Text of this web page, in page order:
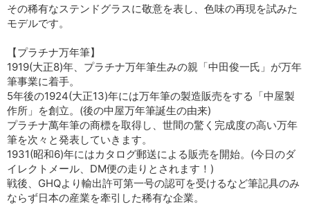
その稀有なステンドグラスに敬意を表し、色味の再現を試みた
モデルです。
【プラチナ万年筆】
1919(大正8)年、プラチナ万年筆生みの親「中田俊一氏」が万年
筆事業に着手。
5年後の1924(大正13)年には万年筆の製造販売をする「中屋製
作所」を創立。(後の中屋万年筆誕生の由来)
プラチナ萬年筆の商標を取得し、世間の驚く完成度の高い万年
筆を次々と発表していきます。
1931(昭和6)年にはカタログ郵送による販売を開始。(今日のダ
イレクトメール、DM便の走りとされます！)
戦後、GHQより輸出許可第一号の認可を受けるなど筆記具のみ
ならず日本の産業を牽引した稀有な企業。